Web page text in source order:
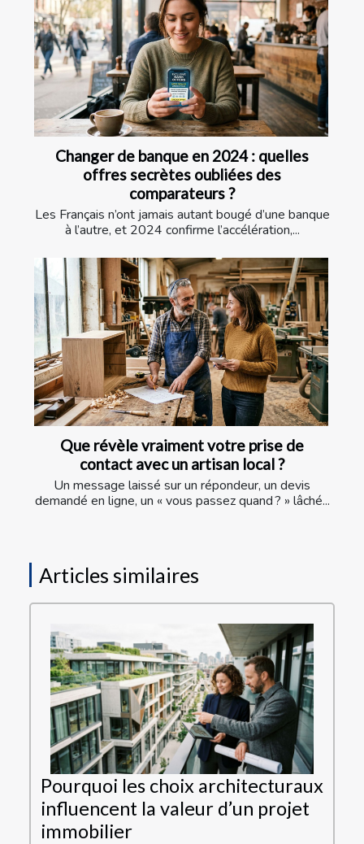
Changer de banque en 2024 : quelles
offres secrètes oubliées des
comparateurs ?
Les Français n’ont jamais autant bougé d’une banque
à l’autre, et 2024 confirme l’accélération,...
Que révèle vraiment votre prise de
contact avec un artisan local ?
Un message laissé sur un répondeur, un devis
demandé en ligne, un « vous passez quand ? » lâché...
Articles similaires
Pourquoi les choix architecturaux
influencent la valeur d’un projet
immobilier